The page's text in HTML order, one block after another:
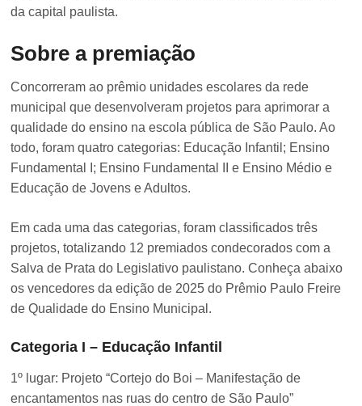
da capital paulista.
Sobre a premiação
Concorreram ao prêmio unidades escolares da rede
municipal que desenvolveram projetos para aprimorar a
qualidade do ensino na escola pública de São Paulo. Ao
todo, foram quatro categorias: Educação Infantil; Ensino
Fundamental I; Ensino Fundamental II e Ensino Médio e
Educação de Jovens e Adultos.
Em cada uma das categorias, foram classificados três
projetos, totalizando 12 premiados condecorados com a
Salva de Prata do Legislativo paulistano. Conheça abaixo
os vencedores da edição de 2025 do Prêmio Paulo Freire
de Qualidade do Ensino Municipal.
Categoria I – Educação Infantil
1º lugar: Projeto “Cortejo do Boi – Manifestação de
encantamentos nas ruas do centro de São Paulo”